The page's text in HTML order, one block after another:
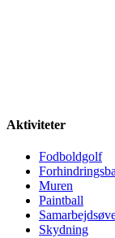
Aktiviteter
Fodboldgolf
Muren
Paintball
Skydning